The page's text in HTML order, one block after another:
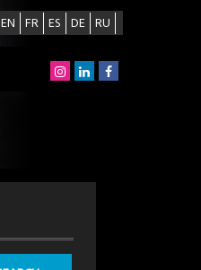
EN FR ES DE RU